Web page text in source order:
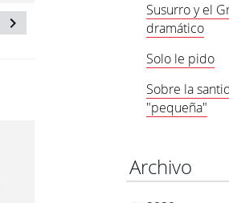
Susurro y el
dramático
Solo le pido
Sobre la
"pequeña"
Archivo